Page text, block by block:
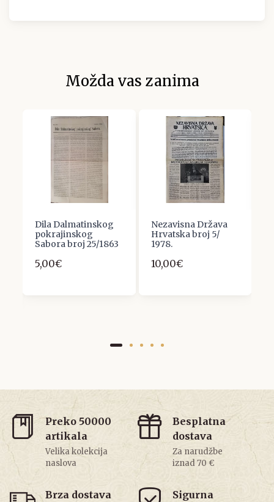
Možda vas zanima
Dila Dalmatinskog
pokrajinskog
Sabora broj 25/1863
5,00€
Nezavisna Država
Hrvatska broj 5/
1978.
10,00€
Preko 50000
artikala
Velika kolekcija
naslova
Besplatna
dostava
Za narudžbe
iznad 70 €
Brza dostava Sigurna